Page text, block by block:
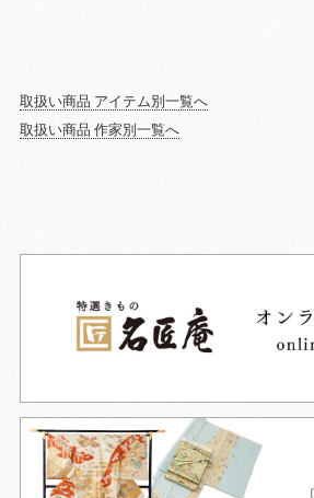
取扱い商品 アイテム別一覧へ
取扱い商品 作家別一覧へ